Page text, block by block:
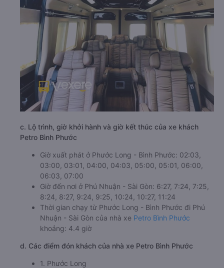
c. Lộ trình, giờ khởi hành và giờ kết thúc của xe khách
Petro Bình Phước
Giờ xuất phát ở Phước Long - Bình Phước: 02:03,
03:00, 03:01, 04:00, 04:03, 05:00, 05:01, 06:00,
06:03, 07:00
Giờ đến nơi ở Phú Nhuận - Sài Gòn: 6:27, 7:24, 7:25,
8:24, 8:27, 9:24, 9:25, 10:24, 10:27, 11:24
Thời gian chạy từ Phước Long - Bình Phước đi Phú
Nhuận - Sài Gòn của nhà xe Petro Bình Phước
khoảng: 4.4 giờ
d. Các điểm đón khách của nhà xe Petro Bình Phước
1. Phước Long